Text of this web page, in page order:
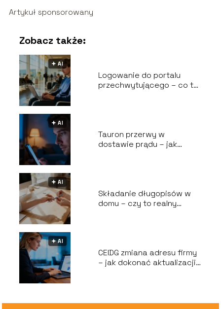
Artykuł sponsorowany
Zobacz także:
🟅 AI
Logowanie do portalu
przechwytującego – co to
🟅 AI
Tauron przerwy w
dostawie prądu – jak
🟅 AI
Składanie długopisów w
domu – czy to realny
🟅 AI
CEIDG zmiana adresu firmy
– jak dokonać aktualizacji